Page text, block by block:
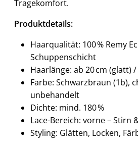
Tragekomfort.
Produktdetails:
Haarqualität: 100 % Remy
Schuppenschicht
Haarlänge: ab 20 cm (glatt)
Farbe: Schwarzbraun (1b),
unbehandelt
Dichte: mind. 180 %
Lace-Bereich: vorne – Stirn
Styling: Glätten, Locken,